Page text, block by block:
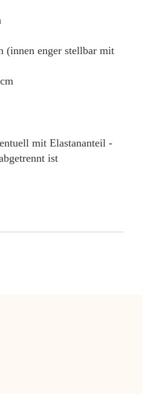
(innen enger stellbar mit
mit Elastananteil -
ist